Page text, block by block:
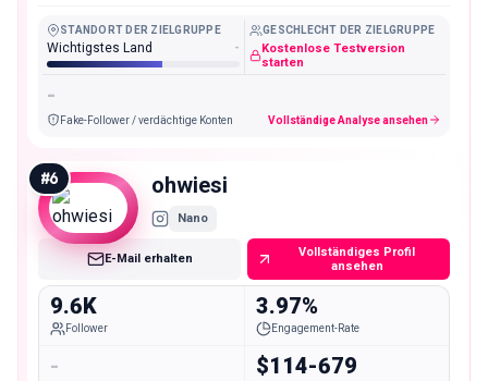
STANDORT DER ZIELGRUPPE
Wichtigstes Land -
GESCHLECHT DER ZIELGRUPPE
Kostenlose Testversion
starten
-
Fake-Follower / verdächtige Konten Vollständige Analyse ansehen
#6 ohwiesi
Nano
E-Mail erhalten
Vollständiges Profil
ansehen
9.6K
Follower
3.97%
Engagement-Rate
- $114-679